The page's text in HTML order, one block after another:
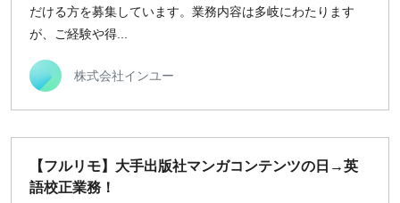
だける方を募集しています。業務内容は多岐にわたります
が、ご経験や得...
株式会社インユー
【フルリモ】大手出版社マンガコンテンツの日→英
語校正業務！